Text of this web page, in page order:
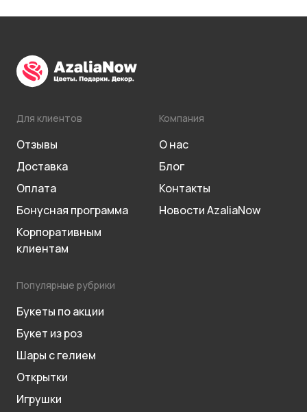
Для клиентов
Отзывы
Доставка
Оплата
Бонусная программа
Корпоративным
клиентам
Компания
О нас
Блог
Контакты
Новости AzaliaNow
Популярные рубрики
Букеты по акции
Букет из роз
Шары с гелием
Открытки
Игрушки